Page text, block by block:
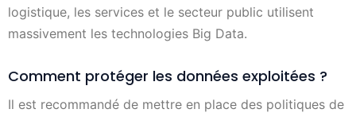
logistique, les services et le secteur public utilisent
massivement les technologies Big Data.
Comment protéger les données exploitées ?
Il est recommandé de mettre en place des politiques de